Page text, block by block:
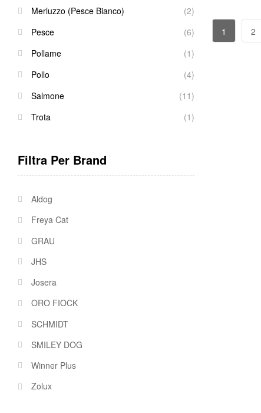
1 2
Merluzzo (Pesce Bianco)
(2)
Pesce
(6)
Pollame
(1)
Pollo
(4)
Salmone
(11)
Trota
(1)
Filtra Per Brand
Aldog
Freya Cat
GRAU
JHS
Josera
ORO FIOCK
SCHMIDT
SMILEY DOG
Winner Plus
Zolux